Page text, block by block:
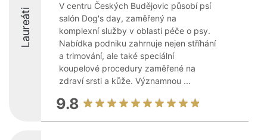
Laureáti
V centru Českých Budějovic působí psí
salón Dog's day, zaměřený na
komplexní služby v oblasti péče o psy.
Nabídka podniku zahrnuje nejen stříhání
a trimování, ale také speciální
koupelové procedury zaměřené na
zdraví srsti a kůže. Významnou ...
9.8